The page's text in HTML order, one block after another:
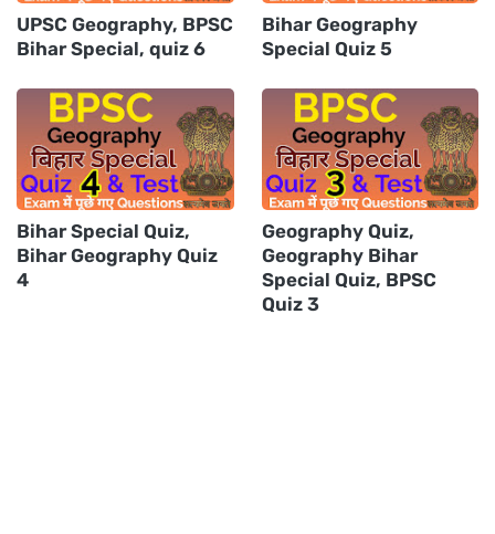
UPSC Geography, BPSC
Bihar Special, quiz 6
Bihar Geography
Special Quiz 5
Bihar Special Quiz,
Bihar Geography Quiz
4
Geography Quiz,
Geography Bihar
Special Quiz, BPSC
Quiz 3